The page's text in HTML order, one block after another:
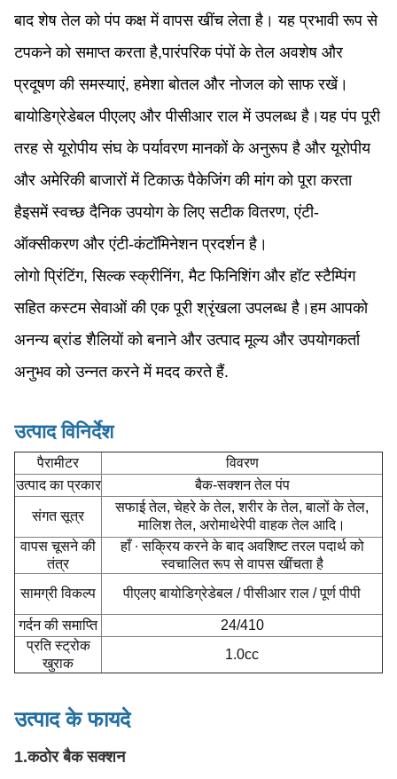
बाद शेष तेल को पंप कक्ष में वापस खींच लेता है। यह प्रभावी रूप से
टपकने को समाप्त करता है,पारंपरिक पंपों के तेल अवशेष और
प्रदूषण की समस्याएं, हमेशा बोतल और नोजल को साफ रखें।
बायोडिग्रेडेबल पीएलए और पीसीआर राल में उपलब्ध है।यह पंप पूरी
तरह से यूरोपीय संघ के पर्यावरण मानकों के अनुरूप है और यूरोपीय
और अमेरिकी बाजारों में टिकाऊ पैकेजिंग की मांग को पूरा करता
हैइसमें स्वच्छ दैनिक उपयोग के लिए सटीक वितरण, एंटी-
ऑक्सीकरण और एंटी-कंटॉमिनेशन प्रदर्शन है।
लोगो प्रिंटिंग, सिल्क स्क्रीनिंग, मैट फिनिशिंग और हॉट स्टैम्पिंग
सहित कस्टम सेवाओं की एक पूरी श्रृंखला उपलब्ध है।हम आपको
अनन्य ब्रांड शैलियों को बनाने और उत्पाद मूल्य और उपयोगकर्ता
अनुभव को उन्नत करने में मदद करते हैं.
उत्पाद विनिर्देश
पैरामीटर
विवरण
उत्पाद का प्रकार
बैक-सक्शन तेल पंप
संगत सूत्र
सफाई तेल, चेहरे के तेल, शरीर के तेल, बालों के तेल,
मालिश तेल, अरोमाथेरेपी वाहक तेल आदि।
वापस चूसने की
तंत्र
हाँ ∙ सक्रिय करने के बाद अवशिष्ट तरल पदार्थ को
स्वचालित रूप से वापस खींचता है
सामग्री विकल्प
पीएलए बायोडिग्रेडेबल / पीसीआर राल / पूर्ण पीपी
गर्दन की समाप्ति
24/410
प्रति स्ट्रोक
खुराक
1.0cc
उत्पाद के फायदे
1.कठोर बैक सक्शन